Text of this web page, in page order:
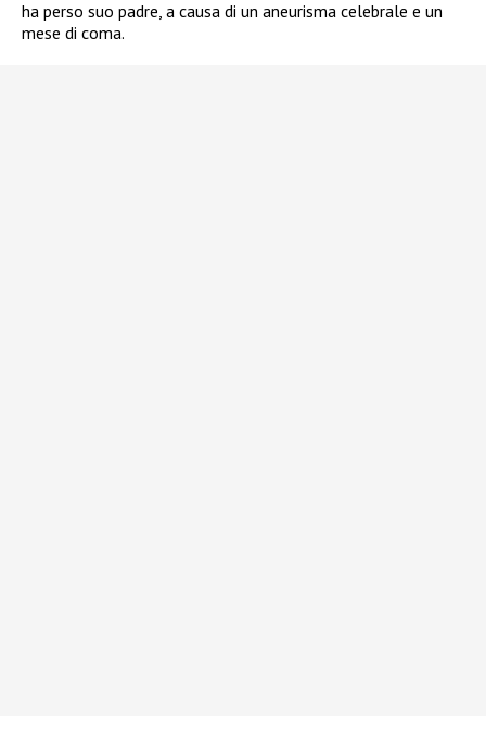
ha perso suo padre, a causa di un aneurisma celebrale e un
mese di coma.